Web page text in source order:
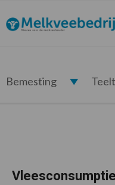
de
hoofdnavigatie
de
hoofd
de
eerste
de
voettekst
Melkveebedrijf.nl
Bemesting